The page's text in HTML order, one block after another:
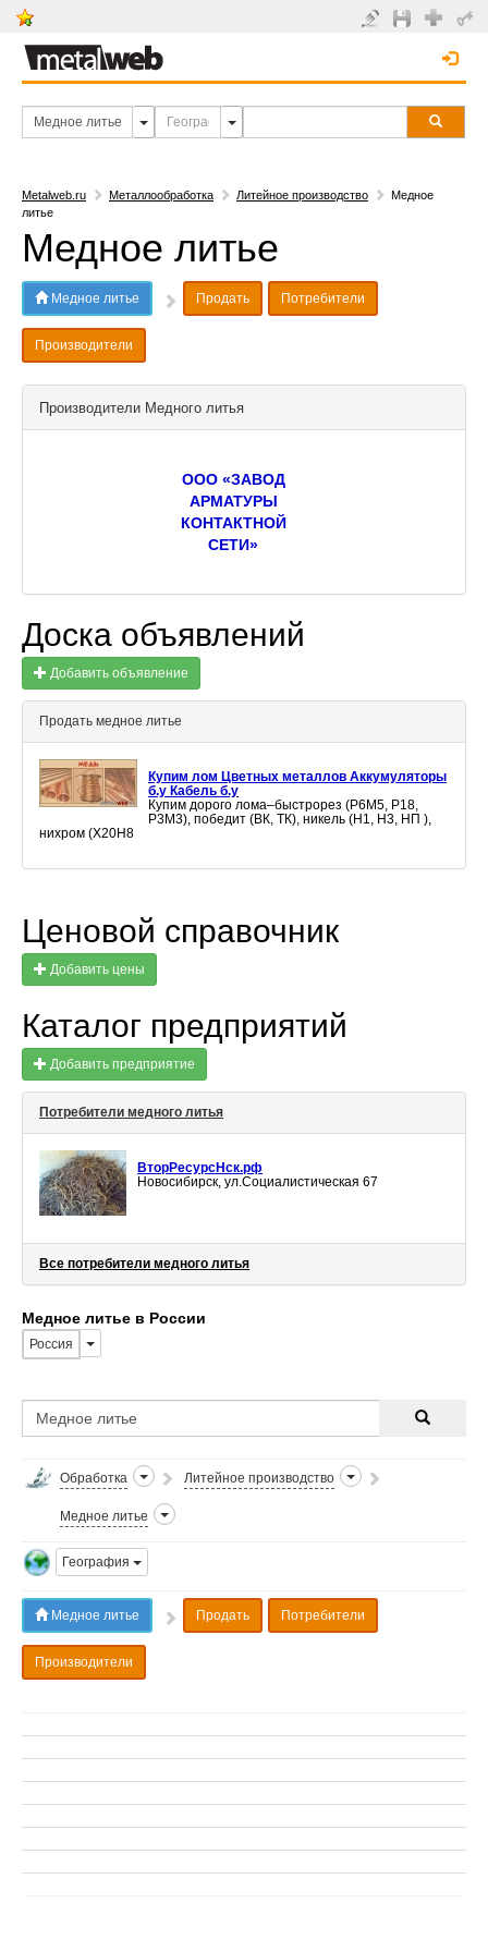
Metalweb.ru Металлообработка Литейное производство
Медное
литье
Медное литье
Медное литье Продать Потребители
Производители
Производители Медного литья
ООО «ЗАВОД
АРМАТУРЫ
КОНТАКТНОЙ
СЕТИ»
Доска объявлений
Добавить объявление
Продать медное литье
Купим лом Цветных металлов Аккумуляторы
б.у Кабель б.у
Купим дорого лома–быстрорез (Р6М5, Р18,
Р3М3), победит (ВК, ТК), никель (Н1, Н3, НП ),
нихром (Х20Н8
Ценовой справочник
Добавить цены
Каталог предприятий
Добавить предприятие
Потребители медного литья
ВторРесурсНск.рф
Новосибирск, ул.Социалистическая 67
Все потребители медного литья
Медное литье в России
Россия
Обработка Литейное производство
Медное литье
География
Медное литье Продать Потребители
Производители